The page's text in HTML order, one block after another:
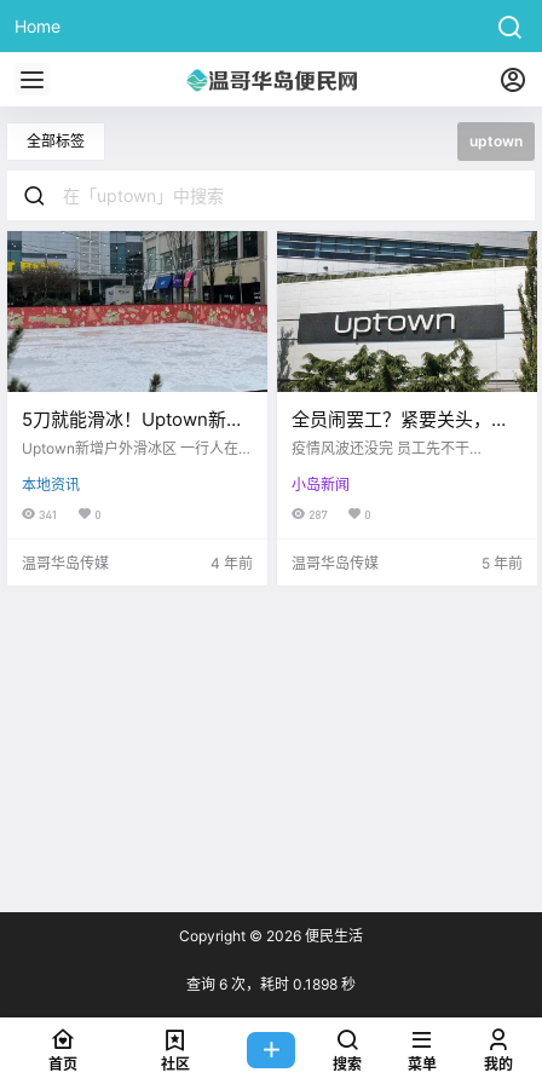
Home
全部标签 uptown
5刀就能滑冰！Uptown新增
户外滑冰区，走起！ 一行人
急！
Uptown新增户外滑冰区 一行人在萨
本地资讯
341 0
温哥华岛传媒 4 年前
全员闹罢工？紧要关头，
Uptown这些员工却不干
疫情风波还没完 员工先不干
里的清洁工们 开始闹起了罢工 那原
因究竟是因为什么呢？ 工人们表示
小岛新闻
287 0
温哥华岛传媒 5 年前
Copyright © 2026 便民生活
查询 6 次，耗时 0.1898 秒
首页 社区 搜索 菜单 我的